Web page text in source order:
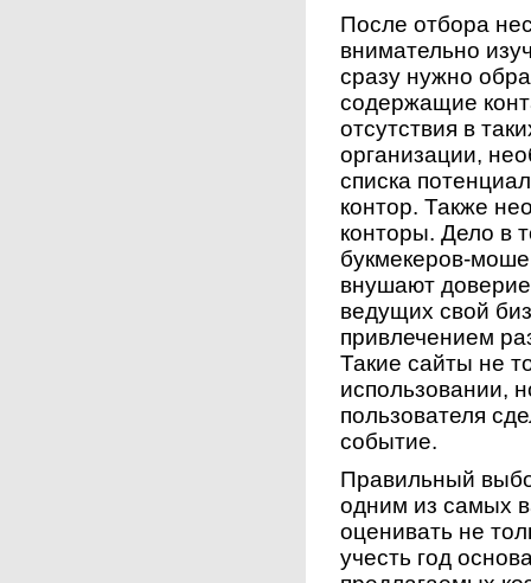
После отбора
внимательно
сразу нужно
содержащие
отсутствия в
организации,
списка
контор. Также
конторы. Дело в
букмекеров-
внушают
ведущих свой
привлечением
Такие сайты не
использовании,
пользователя
событие.
Правильный
одним из самых
оценивать не
учесть год